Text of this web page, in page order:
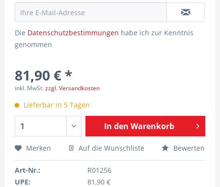
Die Datenschutzbestimmungen habe ich zur Kenntnis
genommen
81,90 € *
inkl. MwSt.zzgl. Versandkosten
Lieferbar in 5 Tagen
In den Warenkorb
Merken Auf die Wunschliste Bewerten
Art-Nr.:
R01256
UPE:
81,90 €